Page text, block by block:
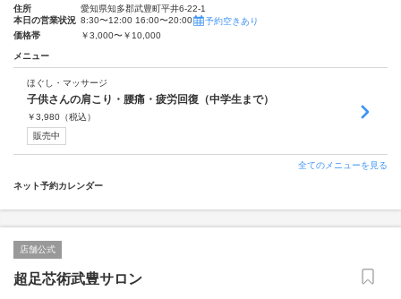
住所
愛知県知多郡武豊町平井6-22-1
本日の営業状況 8:30〜12:00 16:00〜20:00
予約空きあり
価格帯
￥3,000〜￥10,000
メニュー
ほぐし・マッサージ
子供さんの肩こり・腰痛・疲労回復（中学生まで）
￥3,980 （税込）
販売中
全てのメニューを見る
ネット予約カレンダー
店舗公式
超足芯術武豊サロン